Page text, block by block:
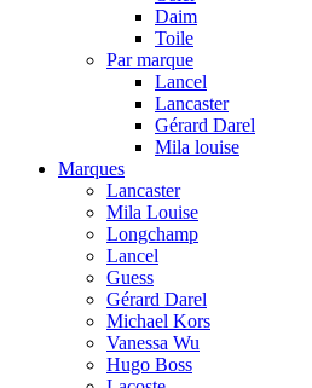
Daim
Toile
Par marque
Lancel
Lancaster
Gérard Darel
Mila louise
Marques
Lancaster
Mila Louise
Longchamp
Lancel
Guess
Gérard Darel
Michael Kors
Vanessa Wu
Hugo Boss